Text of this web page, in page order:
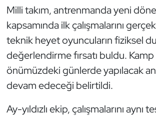
Milli takım, antrenmanda yeni
kapsamında ilk çalışmalarını
teknik heyet oyuncuların fiziksel
değerlendirme fırsatı buldu. Kamp
önümüzdeki günlerde yapılacak
devam edeceği belirtildi.
Ay-yıldızlı ekip, çalışmalarını aynı
Güreş
Halter